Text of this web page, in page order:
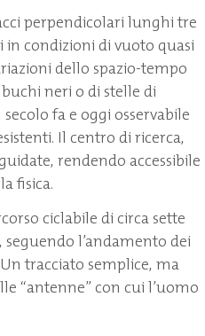
perpendicolari lunghi tre
condizioni di vuoto quasi
dello spazio-tempo
neri o di stelle di
fa e oggi osservabile
Il centro di ricerca,
rendendo accessibile
fisica.
ciclabile di circa sette
l’andamento dei
tracciato semplice, ma
“antenne” con cui l’uomo